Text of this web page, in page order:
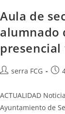
Aula de
alumnado
presencial
serra FCG
ACTUALIDAD
Ayuntamiento de